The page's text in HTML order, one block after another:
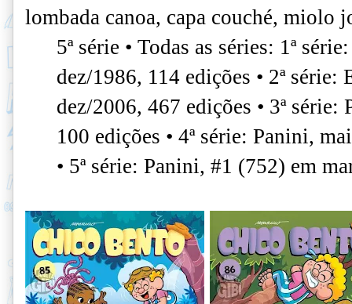
lombada canoa, capa couché, miolo
5ª série • Todas as séries: 1ª
dez/1986, 114 edições • 2ª
dez/2006, 467 edições • 3ª
100 edições • 4ª série: Panini,
• 5ª série: Panini, #1 (752) em